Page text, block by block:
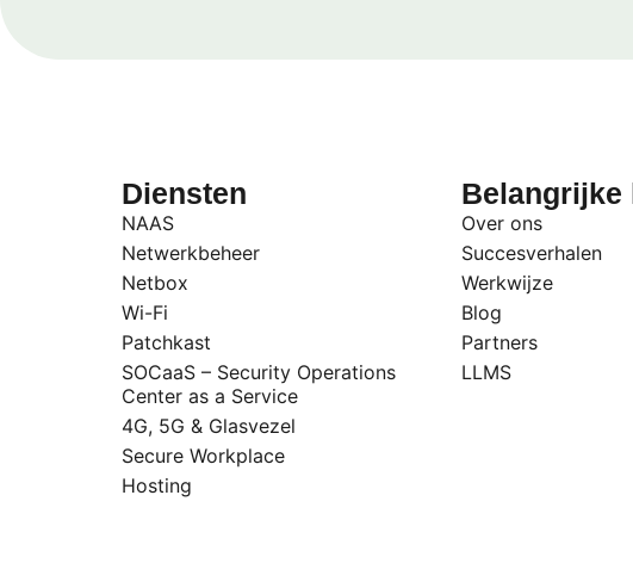
Diensten
NAAS
Netwerkbeheer
Netbox
Wi-Fi
Patchkast
SOCaaS – Security Operations
Center as a Service
4G, 5G & Glasvezel
Secure Workplace
Hosting
Belangrijke
Over ons
Succesverhalen
Werkwijze
Blog
Partners
LLMS